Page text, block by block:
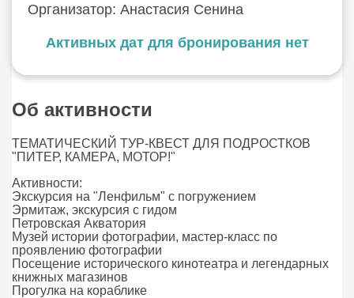
Организатор: Анастасия Сенина
Активных дат для бронирования нет
Об активности
ТЕМАТИЧЕСКИЙ ТУР-КВЕСТ ДЛЯ ПОДРОСТКОВ
"ПИТЕР, КАМЕРА, МОТОР!"
Активности:
Экскурсия на "Ленфильм" с погружением
Эрмитаж, экскурсия с гидом
Петровская Акватория
Музей истории фотографии, мастер-класс по
проявлению фотографии
Посещение исторического кинотеатра и легендарных
книжных магазинов
Прогулка на кораблике